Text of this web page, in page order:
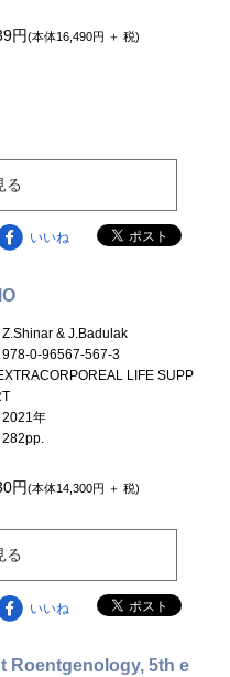
円(本体16,490円 ＋ 税)
る
いいね
Z.Shinar & J.Badulak
978-0-96567-567-3
LIFE SUPP
2021年
282pp.
円(本体14,300円 ＋ 税)
る
いいね
Roentgenology, 5th e